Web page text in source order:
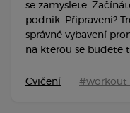
se zamyslete.
podnik. Připraveni?
správné vybavení
na kterou se budete
Cvičení #workout